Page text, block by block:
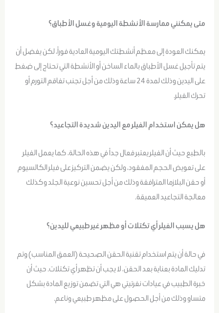
متى يمكنني ممارسة الأنشطة اليومية وغسل الأطباق؟
يمكنك العودة إلى معظم أنشطتك اليومية العادية فوراً، لكن يفضل أن
يتم تأجيل غسل الأطباق بالماء الساخن أو الأنشطة التي تحتاج إلى ضغط
على اليدين وذلك لمدة 24 ساعة وذلك من أجل تجنب تفاقم التورم أو
تحرك الفيلر.
هل يمكن استخدام الفيلر مع اليدين شديدة التجاعيد؟
بالطبع حيث أن الفيلر يعتبر فعال جداً في هذه الحالة، كما يعمل الفيلر
على تعويض الحجم المفقود، ولكن يضمن التركيز على فيلر الكالسيوم
أو حقن البلازما المترافقة وذلك من أجل تحسين نوعية الجلد وكذلك
معالجة التجاعيد العميقة.
هل يسبب الفيلر أي تكتلات أو مظهر غير طبيعي لليدين؟
في حالة أن يتم استخدام تقنية الحقن الصحيحة (العمق المناسب) وتم
تدليك المادة بعناية بعد الحقن، لا يجب أن تظهر أي تكتلات. حيث أن
خبرة الطبيب في عيادات نفرتيتي هي التي تضمن توزيع المادة بشكل
متساو وذلك من أجل الحصول على مظهر طبيعي وناعم.